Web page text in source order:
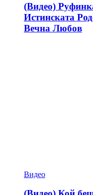
(Видео)
Истинската
Вечна Любов
Видео